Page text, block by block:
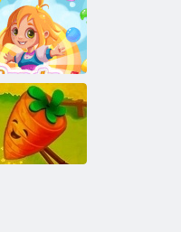
kuglice
Kiša bombona 4